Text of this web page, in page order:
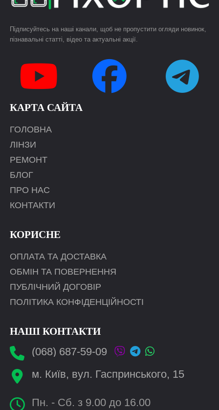
Підписуйтесь на наші канали, щоб не пропустити огляди новинок,
пізнавальні статті, відео та актуальні акції.
КАРТА САЙТА
ГОЛОВНА
ЛІНЗИ
РЕМОНТ
БЛОГ
ПРО НАС
КОНТАКТИ
КОРИСНЕ
ОПЛАТА ТА ДОСТАВКА
ОБМІН ТА ПОВЕРНЕННЯ
ПУБЛІЧНИЙ ДОГОВІР
ПОЛІТИКА КОНФІДЕНЦІЙНОСТІ
НАШІ КОНТАКТИ
(068) 687-59-09
м. Київ, вул. Гаспринського, 15
Пн. - Сб. з 9.00 до 16.00